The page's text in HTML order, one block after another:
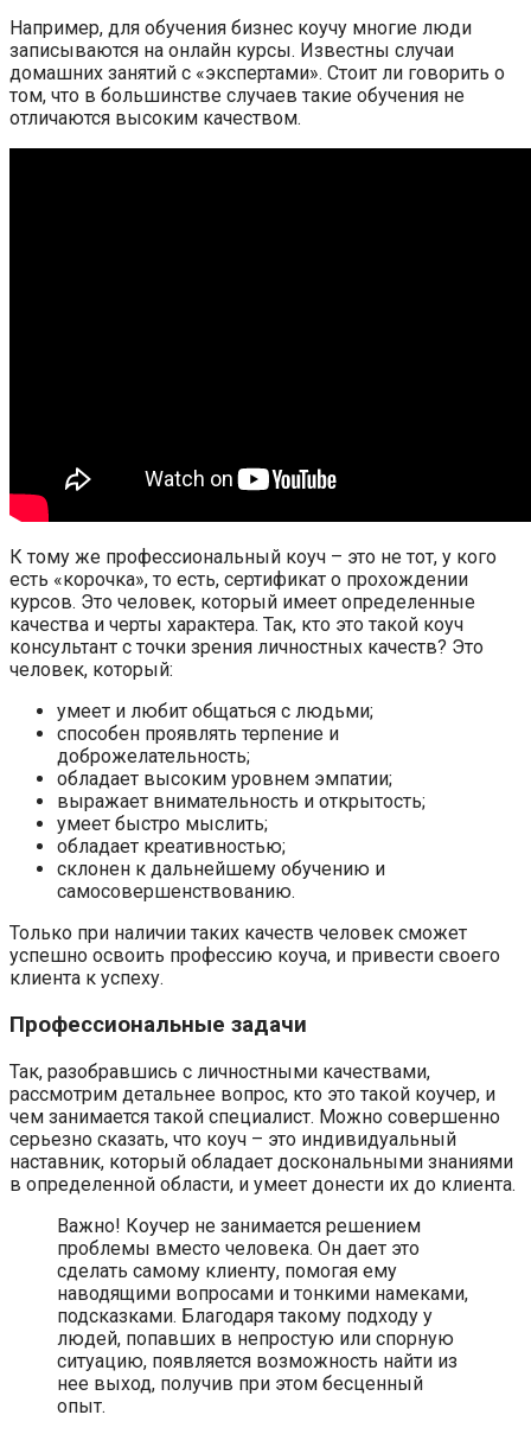
Например, для обучения бизнес коучу многие люди
записываются на онлайн курсы. Известны случаи
домашних занятий с «экспертами». Стоит ли говорить о
том, что в большинстве случаев такие обучения не
отличаются высоким качеством.
К тому же профессиональный коуч – это не тот, у кого
есть «корочка», то есть, сертификат о прохождении
курсов. Это человек, который имеет определенные
качества и черты характера. Так, кто это такой коуч
консультант с точки зрения личностных качеств? Это
человек, который:
умеет и любит общаться с людьми;
способен проявлять терпение и
доброжелательность;
обладает высоким уровнем эмпатии;
выражает внимательность и открытость;
умеет быстро мыслить;
обладает креативностью;
склонен к дальнейшему обучению и
самосовершенствованию.
Только при наличии таких качеств человек сможет
успешно освоить профессию коуча, и привести своего
клиента к успеху.
Профессиональные задачи
Так, разобравшись с личностными качествами,
рассмотрим детальнее вопрос, кто это такой коучер, и
чем занимается такой специалист. Можно совершенно
серьезно сказать, что коуч – это индивидуальный
наставник, который обладает доскональными знаниями
в определенной области, и умеет донести их до клиента.
Важно! Коучер не занимается решением
проблемы вместо человека. Он дает это
сделать самому клиенту, помогая ему
наводящими вопросами и тонкими намеками,
подсказками. Благодаря такому подходу у
людей, попавших в непростую или спорную
ситуацию, появляется возможность найти из
нее выход, получив при этом бесценный
опыт.